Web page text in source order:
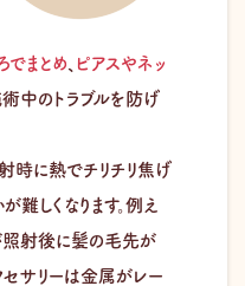
でまとめ ピアスやネッ
術中のトラブルを防げ
時に熱でチリチリ焦げ
難しくなります。例え
照射後に髪の毛先が
セサリーは金属がレー